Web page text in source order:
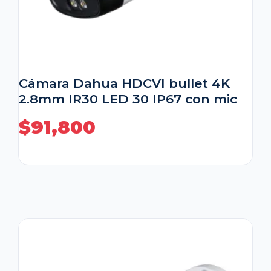
Cámara Dahua HDCVI bullet 4K
2.8mm IR30 LED 30 IP67 con mic
$91,800